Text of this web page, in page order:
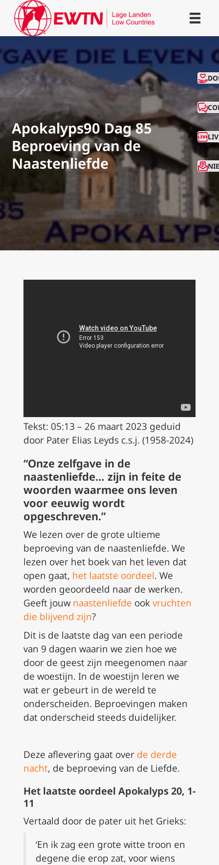
Apokalyps90 Dag 85
Beproeving van de
Naastenliefde
Tekst: 05:13 – 26 maart 2023 geduid
door Pater Elias Leyds c.s.j. (1958-2024)
“Onze zelfgave in de
naastenliefde… zijn in feite de
woorden waarmee ons leven
voor eeuwig wordt
opgeschreven.”
We lezen over de grote ultieme
beproeving van de naastenliefde. We
lezen over het boek van het leven dat
open gaat, het laatste oordeel. We
worden geoordeeld naar de werken.
Geeft jouw naastenliefde ookvruchten
die blijvend zijn?
Dit is de laatste dag van een periode
van 9 dagen waarin we zien hoe we
door de geest zijn meegenomen naar
de woestijn. In de woestijn leren we
wat er gebeurt in de wereld te
onderscheiden. Beproevingen maken
dat onderscheid steeds duidelijker.
Deze aflevering gaat over de derde
nacht, de beproeving van de Liefde.
Het laatste oordeel Apokalyps 20, 1-
11
Vertaald door de pater uit het Grieks:
‘En ik zag een grote witte troon en
degene die erop zat, voor wiens